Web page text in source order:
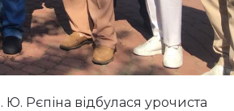
Ю. Рєпіна відбулася урочиста